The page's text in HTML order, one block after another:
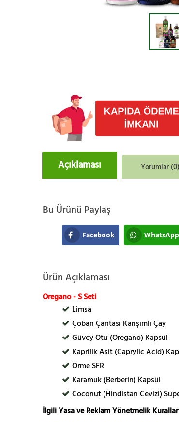
Açıklaması Yorumlar (0)
Bu Ürünü Paylaş
Facebook WhatsApp
Ürün Açıklaması
Oregano - S Seti
Limsa
Çoban Çantası Karışımlı Çay
Güvey Otu (Oregano) Kapsül
Kaprilik Asit (Caprylic Acid)
Orme SFR
Karamuk (Berberin) Kapsül
Coconut (Hindistan Cevizi)
İlgili Yasa ve Reklam Yönetmelik